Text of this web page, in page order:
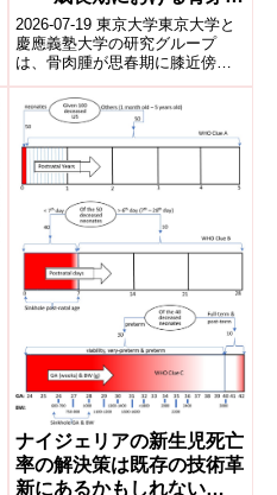
胞の増殖活性化とDNA損
傷応答の破綻により骨肉腫
が発生することを発見――
2026-07-19 東京大学東京大学と
慶應義塾大学の研究グループ
は、骨肉腫が思春期に膝近傍の
長管骨骨幹端で発生しやすい理
由を解明した。成長期の骨幹端
には、成長...
ナイジェリアの新生児死亡
率の解決策は既存の技術革
新にあるかもしれない